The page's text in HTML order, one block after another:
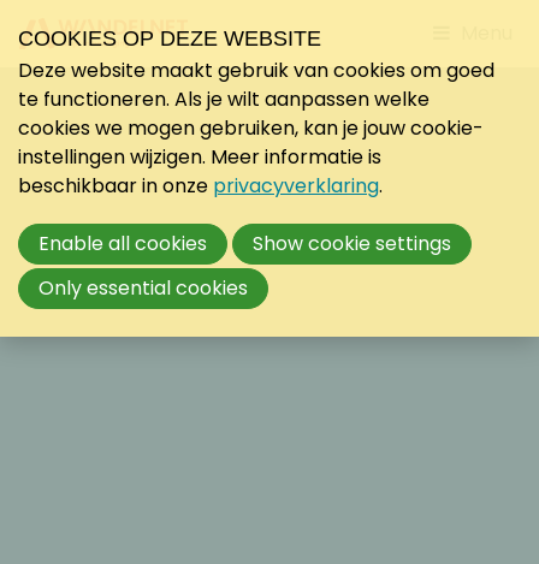
to
COOKIES OP DEZE WEBSITE
Deze website maakt gebruik van cookies om goed
te functioneren. Als je wilt aanpassen welke
cookies we mogen gebruiken, kan je jouw cookie-
instellingen wijzigen. Meer informatie is
beschikbaar in onze privacyverklaring.
Enable all cookies
Show cookie settings
Only essential cookies